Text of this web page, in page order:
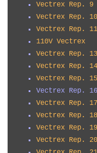
Vectrex Rep. 9
Vectrex Rep. 10
Vectrex Rep. 11
110V Vectrex
Vectrex Rep. 13
Vectrex Rep. 14
Vectrex Rep. 15
Vectrex Rep. 16
Vectrex Rep. 17
Vectrex Rep. 18
Vectrex Rep. 19
Vectrex Rep. 20